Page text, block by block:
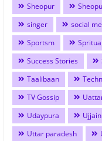
Sheopur
singer
social
Sportsm
Spritual
Success Stories
Taalibaan
TV Gossip
Udaypura
Ujjain
Uttar paradesh